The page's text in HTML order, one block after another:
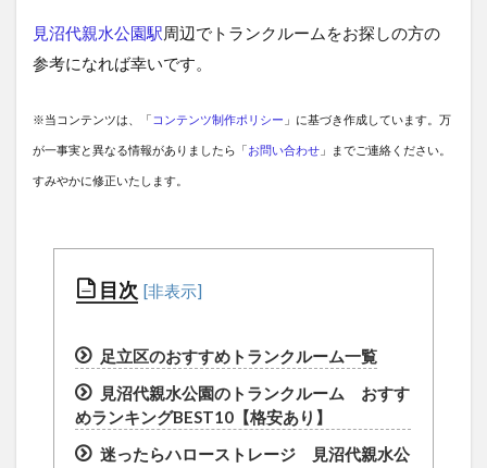
見沼代親水公園駅周辺でトランクルームをお探しの方の
参考になれば幸いです。
※当コンテンツは、「 コンテンツ制作ポリシー 」に基づき作成しています。万
が一事実と異なる情報がありましたら「お問い合わせ 」までご連絡ください。
すみやかに修正いたします。
目次
足立区のおすすめトランクルーム一覧
見沼代親水公園のトランクルーム おすす
めランキングBEST10【格安あり】
迷ったらハローストレージ 見沼代親水公